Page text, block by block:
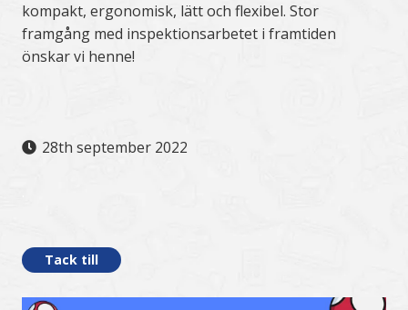
kompakt, ergonomisk, lätt och flexibel. Stor
framgång med inspektionsarbetet i framtiden
önskar vi henne!
28th september 2022
Tack till